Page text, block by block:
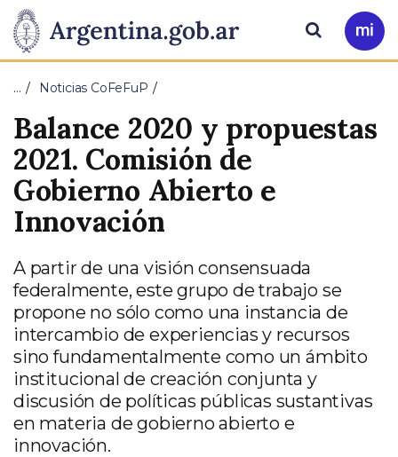
Presidencia
de
la
Nación
Pasar al contenido principal
Ir
a
Buscar
… Noticias CoFeFuP
Balance 2020 y propuestas
2021. Comisión de
Gobierno Abierto e
Innovación
A partir de una visión consensuada
federalmente, este grupo de trabajo se
propone no sólo como una instancia de
intercambio de experiencias y recursos
sino fundamentalmente como un ámbito
institucional de creación conjunta y
discusión de políticas públicas sustantivas
en materia de gobierno abierto e
innovación.